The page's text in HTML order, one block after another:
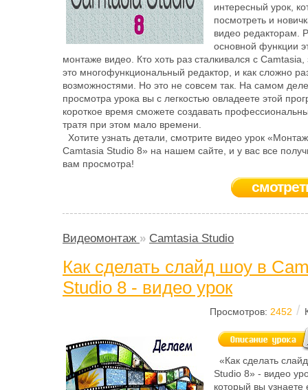
интересный урок,
посмотреть и
видео редакторам.
основной функции
монтаже видео. Кто хоть раз сталкивался с Camtasia,
это многофункциональный редактор, и как сложно
возможностями. Но это не совсем так. На самом
просмотра урока вы с легкостью овладеете этой
короткое время сможете создавать
тратя при этом мало времени.
Хотите узнать детали, смотрите видео урок
Camtasia Studio 8» на нашем сайте, и у вас все
вам просмотра!
Видеомонтаж » Camtasia Studio
Как сделать слайд шоу в
Studio 8 - видео урок
Просмотров: 2452 /
«Как сделать
Studio 8» - видео
который вы